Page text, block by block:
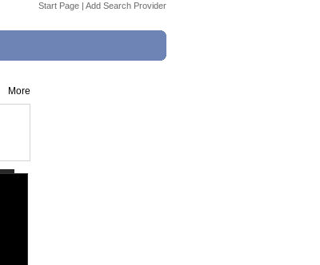
Start Page | Add Search Provider
More